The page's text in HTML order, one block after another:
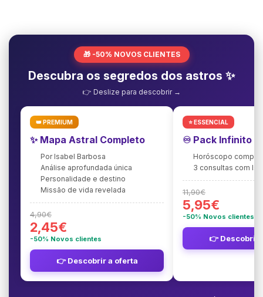
🎁 -50% NOVOS CLIENTES
Descubra os segredos dos astros ✨
👉 Deslize para descobrir →
👑 PREMIUM
✨ Mapa Astral Completo
Por Isabel Barbosa
Análise aprofundada única
Personalidade e destino
Missão de vida revelada
4,90€
2,45€
-50% Novos clientes
👉 Descobrir a oferta
⭐ ESSENCIAL
♾️ Pack Infinito
Horóscopo
3 consultas com
11,90€
5,95€
-50% Novos clientes
👉 Descobrir